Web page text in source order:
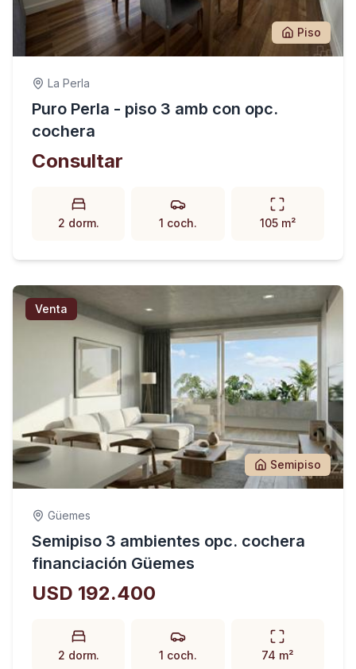
Piso
La Perla
Puro Perla - piso 3 amb con opc.
cochera
Consultar
2 dorm. 1 coch. 105 m²
Venta
Semipiso
Güemes
Semipiso 3 ambientes opc. cochera
financiación Güemes
USD 192.400
2 dorm. 1 coch. 74 m²